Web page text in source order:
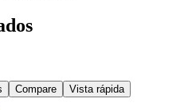
Compare Vista rápida